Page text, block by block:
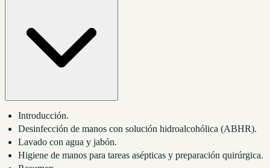
Introducción.
Desinfección de manos con solución hidroalcohólica (ABHR).
Lavado con agua y jabón.
Higiene de manos para tareas asépticas y preparación quirúrgica.